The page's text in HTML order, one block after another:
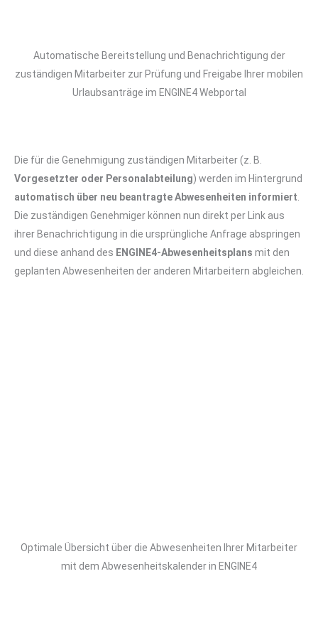
Automatische Bereitstellung und Benachrichtigung der
zuständigen Mitarbeiter zur Prüfung und Freigabe Ihrer mobilen
Urlaubsanträge im ENGINE4 Webportal
Die für die Genehmigung zuständigen Mitarbeiter (z. B.
Vorgesetzter oder Personalabteilung) werden im Hintergrund
automatisch über neu beantragte Abwesenheiten informiert
Die zuständigen Genehmiger können nun direkt per Link aus
ihrer Benachrichtigung in die ursprüngliche Anfrage abspringen
und diese anhand des ENGINE4-Abwesenheitsplans mit den
geplanten Abwesenheiten der anderen Mitarbeitern abgleichen.
Optimale Übersicht über die Abwesenheiten Ihrer Mitarbeiter
mit dem Abwesenheitskalender in ENGINE4